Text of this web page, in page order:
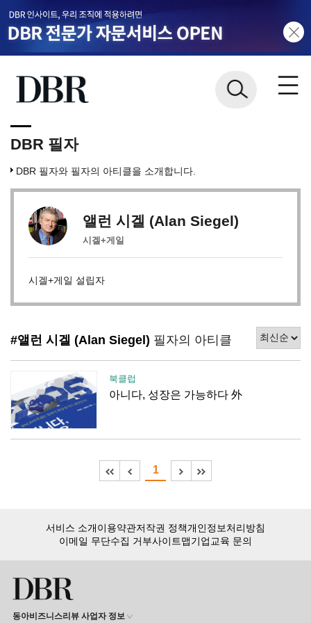
DBR 필자
DBR 필자와 필자의 아티클을 소개합니다.
앨런 시겔 (Alan Siegel)
시겔+게일
시겔+게일 설립자
#앨런 시겔 (Alan Siegel) 필자의 아티클
북클럽
아니다, 성장은 가능하다 外
1
서비스 소개이용약관저작권 정책개인정보처리방침
이메일 무단수집 거부사이트맵기업교육 문의
동아비즈니스리뷰 사업자 정보